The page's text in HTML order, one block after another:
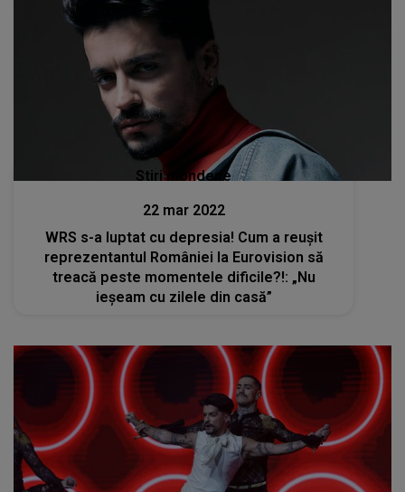
Stiri mondene
22 mar 2022
WRS s-a luptat cu depresia! Cum a reușit
reprezentantul României la Eurovision să
treacă peste momentele dificile?!: „Nu
ieșeam cu zilele din casă”